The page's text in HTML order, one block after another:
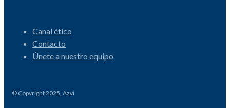
Canal ético
Contacto
Únete a nuestro equipo
© Copyright 2025, Azvi